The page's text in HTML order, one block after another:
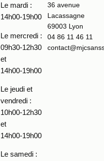
Le mardi :
14h00-19h00
Le mercredi :
09h30-12h30
et
14h00-19h00
Le jeudi et
vendredi :
10h00-12h30
et
14h00-19h00
Le samedi :
36 avenue
Lacassagne
69003 Lyon
04 86 11 46 11